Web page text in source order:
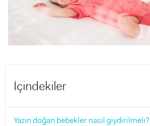
İçindekiler
Yazın doğan bebekler nasıl giydirilmeli?